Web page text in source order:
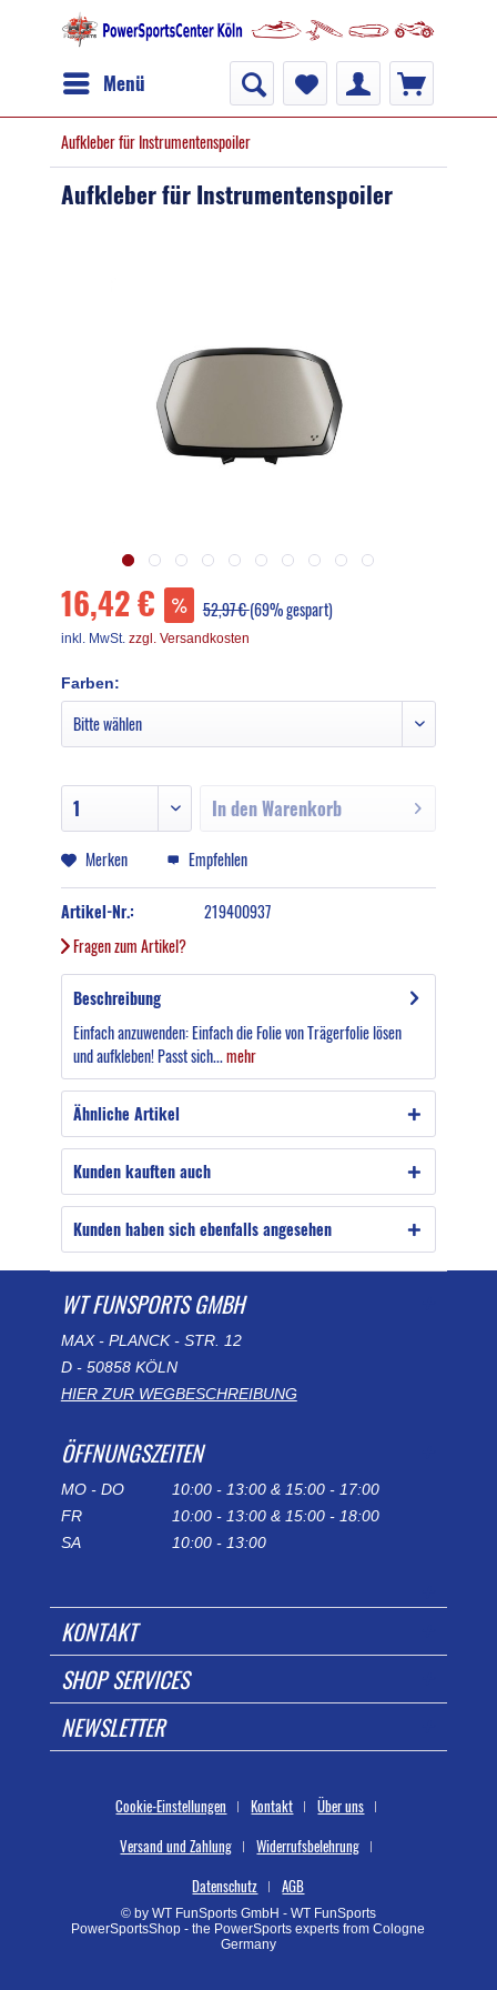
Menü
Aufkleber für Instrumentenspoiler
Aufkleber für Instrumentenspoiler
16,42 € 52,97 €(69% gespart)
inkl. MwSt. zzgl. Versandkosten
Farben:
In denWarenkorb
Merken Empfehlen
Artikel-Nr.:
219400937
Fragen zum Artikel?
Beschreibung
Einfach anzuwenden: Einfach die Folie von Trägerfolie lösen
und aufkleben! Passt sich...mehr
Ähnliche Artikel
Kunden kauften auch
Kunden haben sich ebenfalls angesehen
WT FUNSPORTS GMBH
MAX - PLANCK - STR. 12
D - 50858 KÖLN
HIER ZUR WEGBESCHREIBUNG
ÖFFNUNGSZEITEN
MO - DO
10:00 - 13:00 & 15:00 - 17:00
FR
10:00 - 13:00 & 15:00 - 18:00
SA
10:00 - 13:00
KONTAKT
SHOP SERVICES
NEWSLETTER
Cookie-Einstellungen Kontakt
Über uns
Versand und Zahlung
Widerrufsbelehrung
Datenschutz
AGB
© by WT FunSports GmbH - WT FunSports
PowerSportsShop - the PowerSports experts from Cologne
Germany